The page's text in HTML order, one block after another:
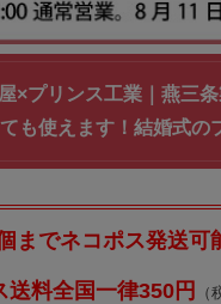
×プリンス工業｜燕三
も使えます！結婚式の
までネコポス発送可
送料全国一律350円 （